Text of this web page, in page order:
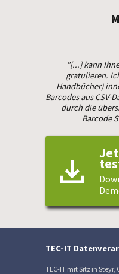
"[...] kann
gratulieren.
Handbücher)
Barcodes aus CSV-
durch die
Barcode
TEC-IT
TEC-IT mit Sitz in